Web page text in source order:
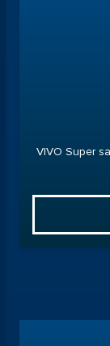
VIVO Super